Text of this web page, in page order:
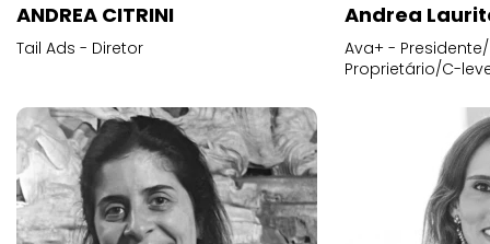
ANDREA CITRINI
Tail Ads - Diretor
Andrea
Ava+ -
Proprietário/C-